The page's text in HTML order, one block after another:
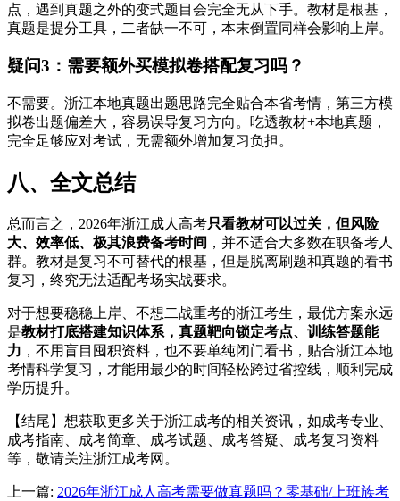
点，遇到真题之外的变式题目会完全无从下手。教材是根基，
真题是提分工具，二者缺一不可，本末倒置同样会影响上岸。
疑问3：需要额外买模拟卷搭配复习吗？
不需要。浙江本地真题出题思路完全贴合本省考情，第三方模
拟卷出题偏差大，容易误导复习方向。吃透教材+本地真题，
完全足够应对考试，无需额外增加复习负担。
八、全文总结
总而言之，2026年浙江成人高考只看教材可以过关，但风险
大、效率低、极其浪费备考时间 ，并不适合大多数在职备考人
群。教材是复习不可替代的根基，但是脱离刷题和真题的看书
复习，终究无法适配考场实战要求。
对于想要稳稳上岸、不想二战重考的浙江考生，最优方案永远
是教材打底搭建知识体系，真题靶向锁定考点、训练答题能
力 ，不用盲目囤积资料，也不要单纯闭门看书，贴合浙江本地
考情科学复习，才能用最少的时间轻松跨过省控线，顺利完成
学历提升。
【结尾】想获取更多关于浙江成考的相关资讯，如成考专业、
成考指南、成考简章、成考试题、成考答疑、成考复习资料
等，敬请关注浙江成考网。
上一篇: 2026年浙江成人高考需要做真题吗？零基础/上班族考